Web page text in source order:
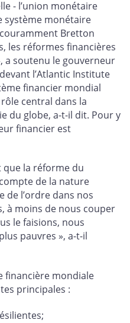
- l’union monétaire
système monétaire
Bretton
les réformes financières
a soutenu le gouverneur
l’Atlantic Institute
financier mondial
central dans la
du globe, a-t-il dit. Pour y
financier est
que la réforme du
de la nature
de l’ordre dans nos
à moins de nous couper
le faisions, nous
pauvres », a-t-il
financière mondiale
principales :